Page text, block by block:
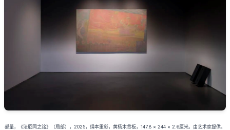
郝量，《法厄同之铭》（局部）， 2025，绢本重彩，黄杨木背板， 147.8 × 244 × 2.6厘米。由艺术家提供。